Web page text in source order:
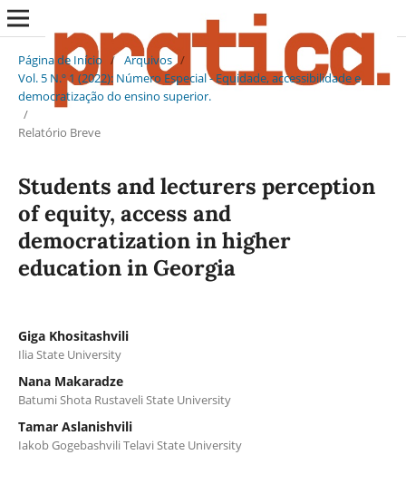
Página de Início / Arquivos /
Vol. 5 N.º 1 (2022): Número Especial - Equidade, accessibilidade e
democratização do ensino superior.
/
Relatório Breve
Students and lecturers perception
of equity, access and
democratization in higher
education in Georgia
Giga Khositashvili
Ilia State University
Nana Makaradze
Batumi Shota Rustaveli State University
Tamar Aslanishvili
Iakob Gogebashvili Telavi State University